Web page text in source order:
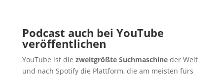
Podcast auch bei YouTube
veröffentlichen
YouTube ist die zweitgrößte Suchmaschineder Welt
und nach Spotify die Plattform, die am meisten fürs